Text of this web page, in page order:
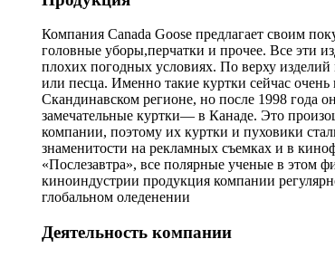
Компания Canada Goose предлагает своим
головные уборы,перчатки и прочее. Все эти
плохих погодных условиях. По верху изделий
или песца. Именно такие куртки сейчас
Скандинавском регионе, но после 1998 года
замечательные куртки— в Канаде. Это
компании, поэтому их куртки и пуховики
знаменитости на рекламных съемках и в
«Послезавтра», все полярные ученые в этом
киноиндустрии продукция компании
глобальном оледенении
Деятельность компании